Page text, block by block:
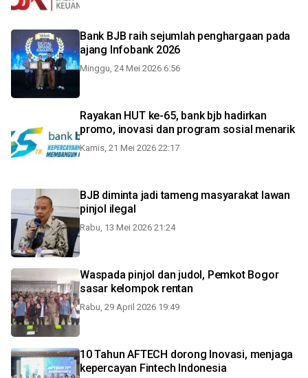
Bank BJB raih sejumlah penghargaan pada
ajang Infobank 2026
Minggu, 24 Mei 2026 6:56
Rayakan HUT ke-65, bank bjb hadirkan
promo, inovasi dan program sosial menarik
Kamis, 21 Mei 2026 22:17
BJB diminta jadi tameng masyarakat lawan
pinjol ilegal
Rabu, 13 Mei 2026 21:24
Waspada pinjol dan judol, Pemkot Bogor
sasar kelompok rentan
Rabu, 29 April 2026 19:49
10 Tahun AFTECH dorong Inovasi, menjaga
kepercayan Fintech Indonesia